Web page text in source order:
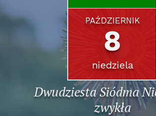
PAŹDZIERNIK
8
niedziela
Dwudziesta Siódma
zwykła